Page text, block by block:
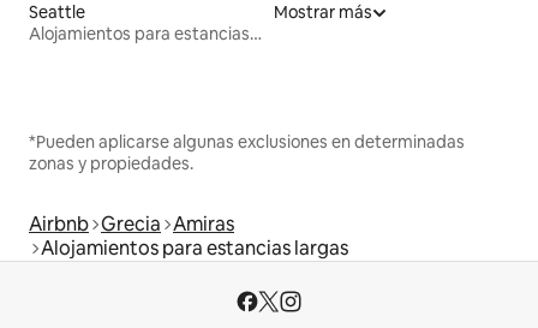
Seattle
Alojamientos para estancias largas
Mostrar más
*Pueden aplicarse algunas exclusiones en determinadas
zonas y propiedades.
Airbnb Grecia Amiras
Alojamientos para estancias largas